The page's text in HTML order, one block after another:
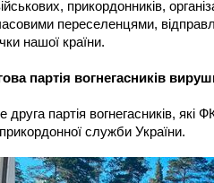
прикордонників,
переселенцями,
нашої країни.
партія вогнегасників
партія вогнегасників, які
служби України.